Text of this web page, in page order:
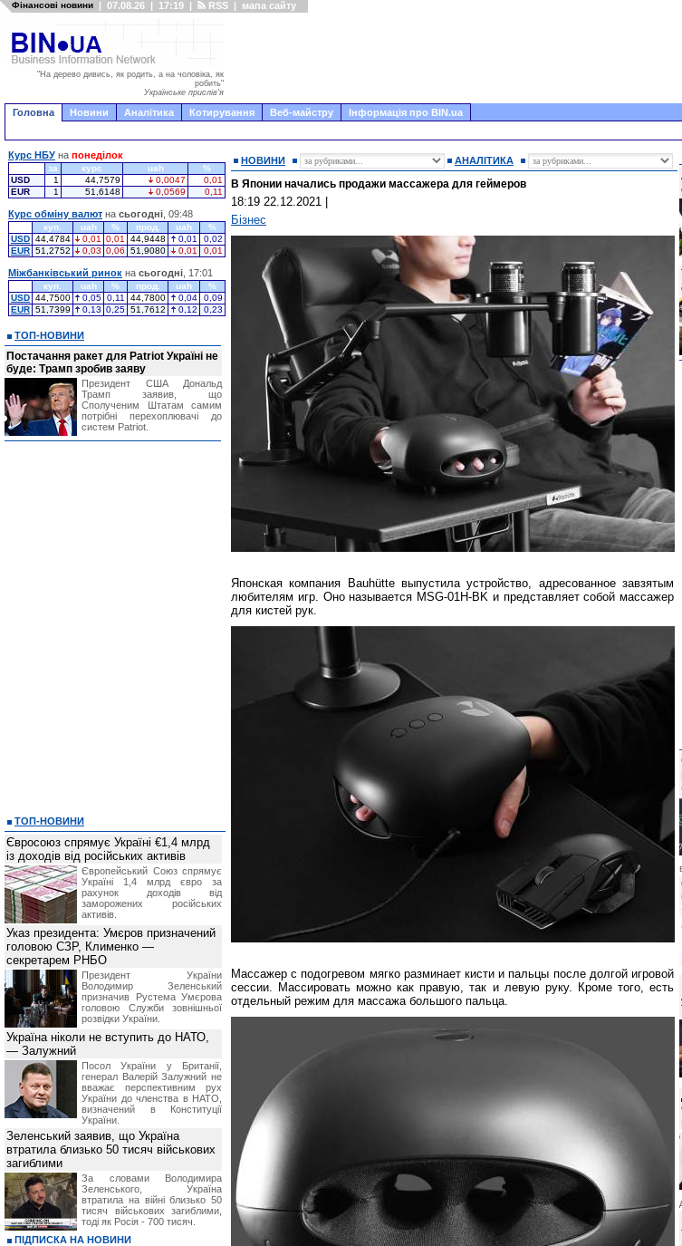
Фінансові новини | 07.08.26 | 17:19 | RSS | мапа сайту
"На дерево дивись, як родить, а на чоловіка, як
робить"
Українське прислів'я
Головна Новини Аналітика Котирування Веб-майстру Інформація про BIN.ua
НОВИНИ АНАЛІТИКА
В Японии начались продажи массажера для геймеров
18:19 22.12.2021
Бізнес
Японская компания Bauhütte выпустила устройство, адресованное завзятым
любителям игр. Оно называется MSG-01H-BK и представляет собой массажер
для кистей рук.
Массажер с подогревом мягко разминает кисти и пальцы после долгой игровой
сессии. Массировать можно как правую, так и левую руку. Кроме того, есть
отдельный режим для массажа большого пальца.
Курс НБУ на понеділок
за курс uah
%
USD
1 44,7579 0,0047
0,01
EUR
1 51,6148 0,0569 0,11
Курс обміну валют на сьогодні , 09:48
куп. uah % прод. uah
%
USD 44,4784 0,01 0,01 44,9448 0,01
0,02
EUR 51,2752 0,03 0,06 51,9080 0,01 0,01
Міжбанківський ринок на сьогодні , 17:01
куп. uah % прод. uah
%
USD 44,7500 0,05 0,11 44,7800 0,04
0,09
EUR 51,7399 0,13 0,25 51,7612 0,12 0,23
ТОП-НОВИНИ
Постачання ракет для Patriot Україні не
буде: Трамп зробив заяву
Президент США Дональд
Трамп заявив, що
Сполученим Штатам самим
потрібні перехоплювачі до
систем Patriot.
ТОП-НОВИНИ
Євросоюз спрямує Україні €1,4 млрд
із доходів від російських активів
Європейський Союз спрямує
Україні 1,4 млрд євро за
рахунок доходів від
заморожених російських
активів.
Указ президента: Умєров призначений
головою СЗР, Клименко —
секретарем РНБО
Президент України
Володимир Зеленський
призначив Pустема Умєрова
головою Служби зовнішньої
розвідки України.
Україна ніколи не вступить до НАТО,
— Залужний
Посол України у Британії,
генерал Валерій Залужний не
вважає перспективним рух
України до членства в НАТО,
визначений в Конституції
України.
Зеленський заявив, що Україна
втратила близько 50 тисяч військових
загиблими
За словами Володимира
Зеленського, Україна
втратила на війні близько 50
тисяч військових загиблими,
тоді як Росія - 700 тисяч.
ПІДПИСКА НА НОВИНИ